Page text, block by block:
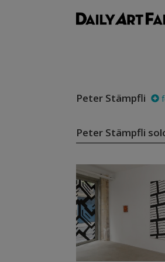
Peter Stämpfli
Peter Stämpfli